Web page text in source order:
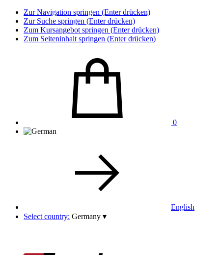
Zur Navigation springen (Enter drücken)
Zur Suche springen (Enter drücken)
Zum Kursangebot springen (Enter drücken)
Zum Seiteninhalt springen (Enter drücken)
0
English
Select country: Germany ▾